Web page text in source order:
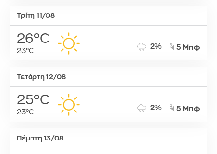
Τρίτη 11/08
26°C
23°C
2% 5 Μπφ
Τετάρτη 12/08
25°C
23°C
2% 5 Μπφ
Πέμπτη 13/08